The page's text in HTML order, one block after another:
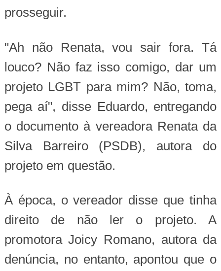
prosseguir.
"Ah não Renata, vou sair fora. Tá
louco? Não faz isso comigo, dar um
projeto LGBT para mim? Não, toma,
pega aí", disse Eduardo, entregando
o documento à vereadora Renata da
Silva Barreiro (PSDB), autora do
projeto em questão.
À época, o vereador disse que tinha
direito de não ler o projeto. A
promotora Joicy Romano, autora da
denúncia, no entanto, apontou que o